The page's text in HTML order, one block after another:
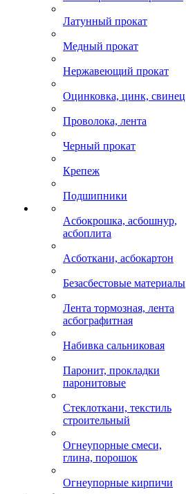
Латунный прокат
Медный прокат
Нержавеющий прокат
Оцинковка, цинк, свинец
Проволока, лента
Черный прокат
Крепеж
Подшипники
Асбокрошка, асбошнур,
асбоплита
Асботкани, асбокартон
Безасбестовые материалы
Лента тормозная, лента
асбографитная
Набивка сальниковая
Паронит, прокладки
паронитовые
Стеклоткани, текстиль
строительный
Огнеупорные смеси,
глина, порошок
Огнеупорные кирпичи